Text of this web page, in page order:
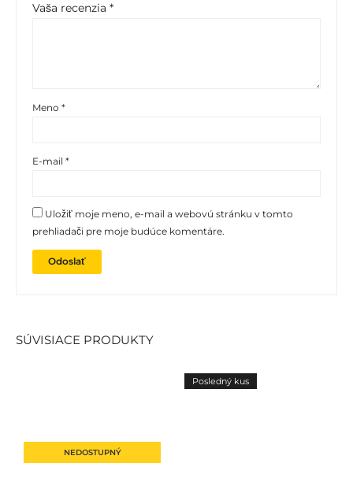
Vaša recenzia *
Meno *
E-mail *
Uložiť moje meno, e-mail a webovú stránku v tomto
prehliadači pre moje budúce komentáre.
SÚVISIACE PRODUKTY
NEDOSTUPNÝ
Posledný kus